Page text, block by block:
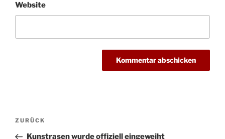
Website
Beitragsnavigation
Vorheriger
Beitrag
ZURÜCK
Kunstrasen wurde offiziell eingeweiht